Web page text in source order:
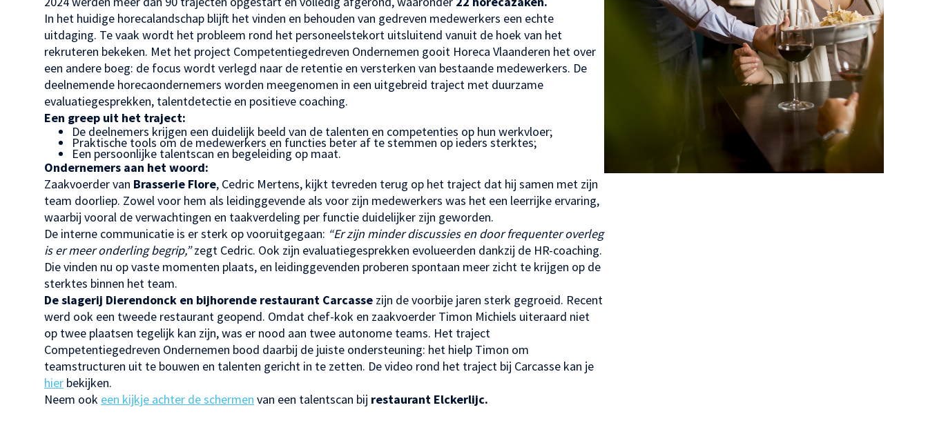
In het huidige horecalandschap blijft het vinden en behouden van gedreven medewerkers een echte
uitdaging. Te vaak wordt het probleem rond het personeelstekort uitsluitend vanuit de hoek van het
rekruteren bekeken. Met het project Competentiegedreven Ondernemen gooit Horeca Vlaanderen het over
een andere boeg: de focus wordt verlegd naar de retentie en versterken van bestaande medewerkers. De
deelnemende horecaondernemers worden meegenomen in een uitgebreid traject met duurzame
evaluatiegesprekken, talentdetectie en positieve coaching.
Een greep uit het traject:
De deelnemers krijgen een duidelijk beeld van de talenten en competenties op hun werkvloer;
Praktische tools om de medewerkers en functies beter af te stemmen op ieders sterktes;
Een persoonlijke talentscan en begeleiding op maat.
Ondernemers aan het woord:
Zaakvoerder van Brasserie Flore, Cedric Mertens, kijkt tevreden terug op het traject dat hij samen met zijn
team doorliep. Zowel voor hem als leidinggevende als voor zijn medewerkers was het een leerrijke ervaring,
waarbij vooral de verwachtingen en taakverdeling per functie duidelijker zijn geworden.
De interne communicatie is er sterk op vooruitgegaan: “Er zijn minder discussies en door frequenter overleg
is er meer onderling begrip,”zegt Cedric. Ook zijn evaluatiegesprekken evolueerden dankzij de HR-coaching.
Die vinden nu op vaste momenten plaats, en leidinggevenden proberen spontaan meer zicht te krijgen op de
sterktes binnen het team.
De slagerij Dierendonck en bijhorende restaurant Carcasse zijn de voorbije jaren sterk gegroeid. Recent
werd ook een tweede restaurant geopend. Omdat chef-kok en zaakvoerder Timon Michiels uiteraard niet
op twee plaatsen tegelijk kan zijn, was er nood aan twee autonome teams. Het traject
Competentiegedreven Ondernemen bood daarbij de juiste ondersteuning: het hielp Timon om
teamstructuren uit te bouwen en talenten gericht in te zetten. De video rond het traject bij Carcasse kan je
hier bekijken.
Neem ook een kijkje achter de schermen van een talentscan bij restaurant Elckerlijc.